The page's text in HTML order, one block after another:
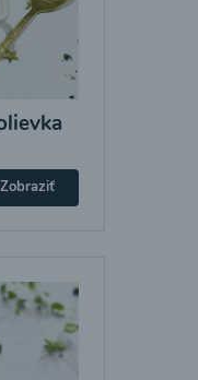
Zobraziť